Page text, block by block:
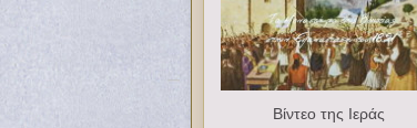
Βίντεο της Ιεράς